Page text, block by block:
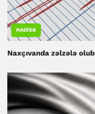
HADISƏ
Naxçıvanda zəlzələ olub